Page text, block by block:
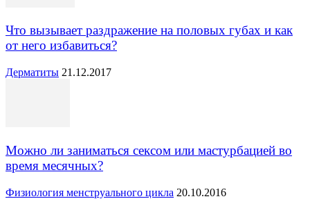
Что вызывает раздражение на половых губах и как
от него избавиться?
Дерматиты 21.12.2017
Можно ли заниматься сексом или мастурбацией во
время месячных?
Физиология менструального цикла 20.10.2016